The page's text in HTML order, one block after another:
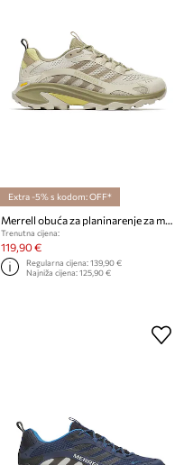
Extra -5% s kodom: OFF*
Trenutna cijena:
119,90 €
Regularna cijena:139,90 €
Najniža cijena:125,90 €